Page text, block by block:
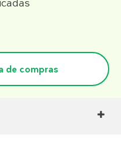
de compras